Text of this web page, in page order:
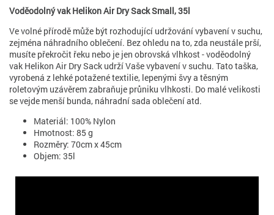
Voděodolný vak Helikon Air Dry Sack Small, 35l
Ve volné přírodě může být rozhodující udržování vybavení v suchu,
zejména náhradního oblečení. Bez ohledu na to, zda neustále prší,
musíte překročit řeku nebo je jen obrovská vlhkost - voděodolný
vak Helikon Air Dry Sack udrží Vaše vybavení v suchu. Tato taška,
vyrobená z lehké potažené textilie, lepenými švy a těsným
roletovým uzávěrem zabraňuje průniku vlhkosti. Do malé velikosti
se vejde menší bunda, náhradní sada oblečení atd.
Materiál: 100% Nylon
Hmotnost: 85 g
Rozměry: 70cm x 45cm
Objem: 35l